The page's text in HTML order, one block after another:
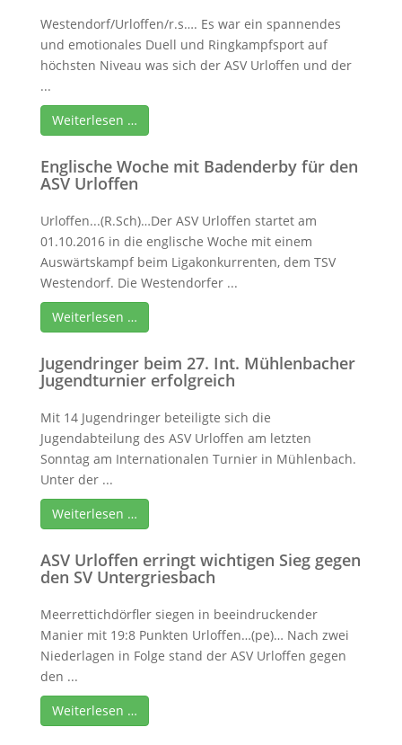
Westendorf/Urloffen/r.s…. Es war ein spannendes
und emotionales Duell und Ringkampfsport auf
höchsten Niveau was sich der ASV Urloffen und der
...
Weiterlesen …
Englische Woche mit Badenderby für den
ASV Urloffen
Urloffen...(R.Sch)…Der ASV Urloffen startet am
01.10.2016 in die englische Woche mit einem
Auswärtskampf beim Ligakonkurrenten, dem TSV
Westendorf. Die Westendorfer ...
Weiterlesen …
Jugendringer beim 27. Int. Mühlenbacher
Jugendturnier erfolgreich
Mit 14 Jugendringer beteiligte sich die
Jugendabteilung des ASV Urloffen am letzten
Sonntag am Internationalen Turnier in Mühlenbach.
Unter der ...
Weiterlesen …
ASV Urloffen erringt wichtigen Sieg gegen
den SV Untergriesbach
Meerrettichdörfler siegen in beeindruckender
Manier mit 19:8 Punkten Urloffen…(pe)… Nach zwei
Niederlagen in Folge stand der ASV Urloffen gegen
den ...
Weiterlesen …